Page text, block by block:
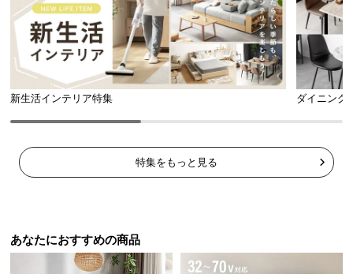
て
会
員
規
約
に
て
お
客
新生活インテリア特集 ダイニング
特集をもっと見る
あなたにおすすめの商品